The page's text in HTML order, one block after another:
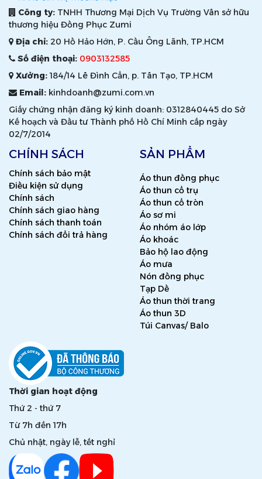
Công ty: TNHH Thương Mại Dịch Vụ Trường Vân sở hữu
thương hiệu Đồng Phục Zumi
Địa chỉ: 20 Hồ Hảo Hớn, P. Cầu Ông Lãnh, TP.HCM
Số điện thoại: 0903132585
Xưởng:184/14 Lê Đình Cẩn, p. Tân Tạo, TP.HCM
Email: kinhdoanh@zumi.com.vn
Giấy chứng nhận đăng ký kinh doanh: 0312840445 do Sở
Kế hoạch và Đầu tư Thành phố Hồ Chí Minh cấp ngày
02/7/2014
CHÍNH SÁCH
Chính sách bảo mật
Điều kiện sử dụng
Chính sách
Chính sách giao hàng
Chính sách thanh toán
Chính sách đổi trả hàng
SẢN PHẨM
Áo thun đồng phục
Áo thun cổ trụ
Áo thun cổ tròn
Áo sơ mi
Áo nhóm áo lớp
Áo khoác
Bảo hộ lao động
Áo mưa
Nón đồng phục
Tạp Dề
Áo thun thời trang
Áo thun 3D
Túi Canvas/ Balo
Thời gian hoạt động
Thứ 2 - thứ 7
Từ 7h đến 17h
Chủ nhật, ngày lễ, tết nghỉ